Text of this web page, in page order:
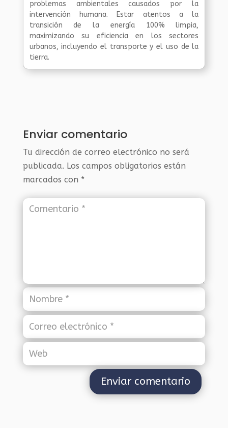
problemas ambientales causados por la
intervención humana. Estar atentos a la
transición de la energía 100% limpia,
maximizando su eficiencia en los sectores
urbanos, incluyendo el transporte y el uso de la
tierra.
Enviar comentario
Tu dirección de correo electrónico no será
publicada. Los campos obligatorios están
marcados con *